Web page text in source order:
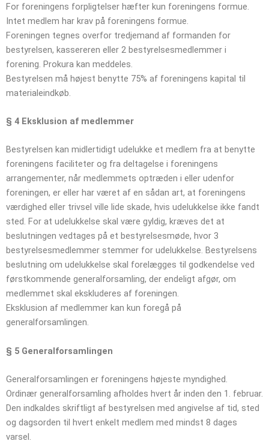
For foreningens forpligtelser hæfter kun foreningens formue.
Intet medlem har krav på foreningens formue.
Foreningen tegnes overfor tredjemand af formanden for
bestyrelsen, kassereren eller 2 bestyrelsesmedlemmer i
forening. Prokura kan meddeles.
Bestyrelsen må højest benytte 75% af foreningens kapital til
materialeindkøb.
§ 4 Eksklusion af medlemmer
Bestyrelsen kan midlertidigt udelukke et medlem fra at benytte
foreningens faciliteter og fra deltagelse i foreningens
arrangementer, når medlemmets optræden i eller udenfor
foreningen, er eller har været af en sådan art, at foreningens
værdighed eller trivsel ville lide skade, hvis udelukkelse ikke fandt
sted. For at udelukkelse skal være gyldig, kræves det at
beslutningen vedtages på et bestyrelsesmøde, hvor 3
bestyrelsesmedlemmer stemmer for udelukkelse. Bestyrelsens
beslutning om udelukkelse skal forelægges til godkendelse ved
førstkommende generalforsamling, der endeligt afgør, om
medlemmet skal ekskluderes af foreningen.
Eksklusion af medlemmer kan kun foregå på
generalforsamlingen.
§ 5 Generalforsamlingen
Generalforsamlingen er foreningens højeste myndighed.
Ordinær generalforsamling afholdes hvert år inden den 1. februar.
Den indkaldes skriftligt af bestyrelsen med angivelse af tid, sted
og dagsorden til hvert enkelt medlem med mindst 8 dages
varsel.